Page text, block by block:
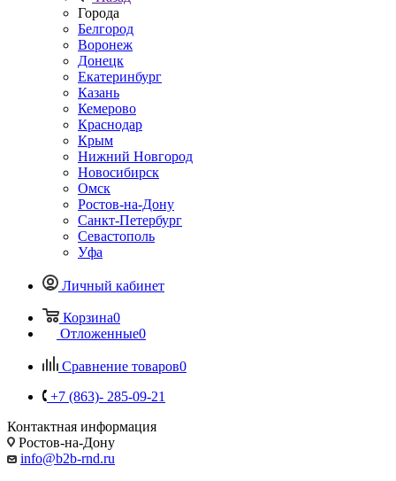
Города
Белгород
Воронеж
Донецк
Екатеринбург
Казань
Кемерово
Краснодар
Крым
Нижний Новгород
Новосибирск
Омск
Ростов-на-Дону
Санкт-Петербург
Севастополь
Уфа
Личный кабинет
Корзина0
Отложенные0
Сравнение товаров0
+7 (863)- 285-09-21
Контактная информация
Ростов-на-Дону
info@b2b-rnd.ru